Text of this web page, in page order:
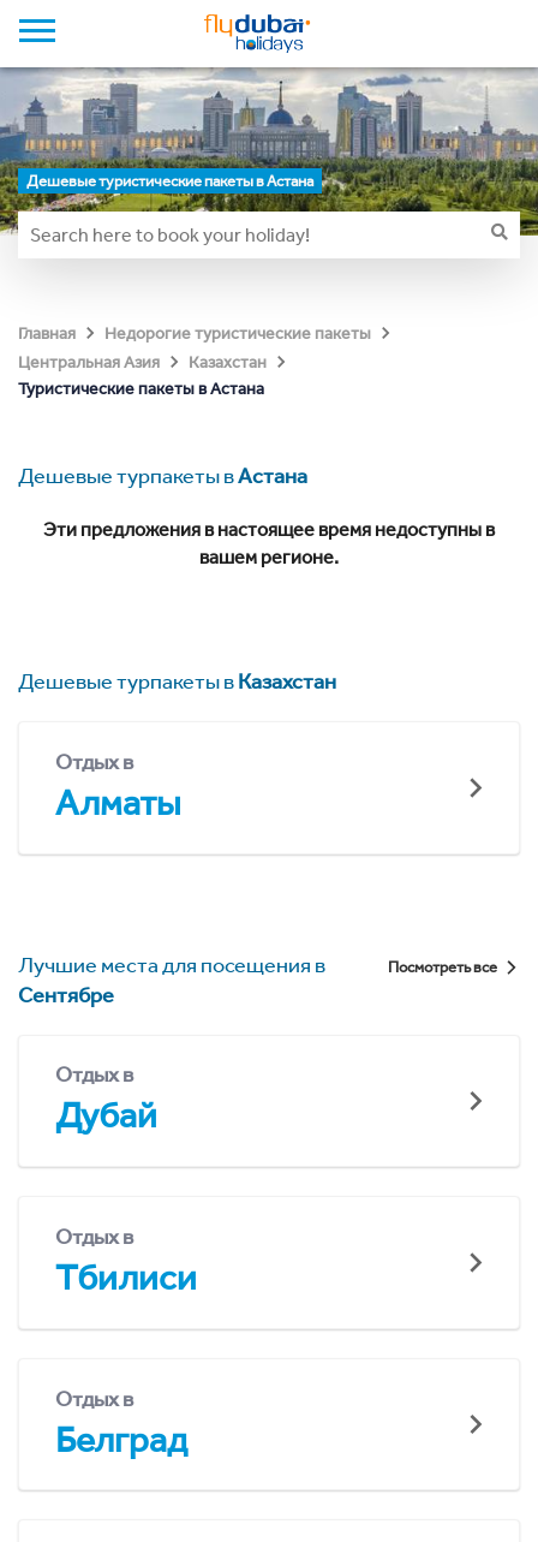
Дешевые туристические пакеты в Астана
Главная
Недорогие туристические пакеты
Центральная Азия
Казахстан
Туристические пакеты в Астана
Дешевые турпакеты вАстана
Эти предложения в настоящее время недоступны в
вашем регионе.
Дешевые турпакеты вКазахстан
Отдых в
Алматы
Лучшие места для посещения в
Сентябре
Посмотреть все
Отдых в
Дубай
Отдых в
Тбилиси
Отдых в
Белград